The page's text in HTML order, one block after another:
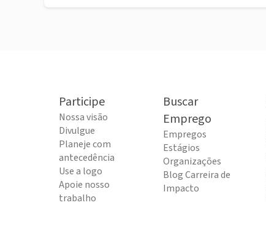
Participe
Nossa visão
Divulgue
Planeje com
antecedência
Use a logo
Apoie nosso
trabalho
Buscar
Emprego
Empregos
Estágios
Organizações
Blog Carreira de
Impacto